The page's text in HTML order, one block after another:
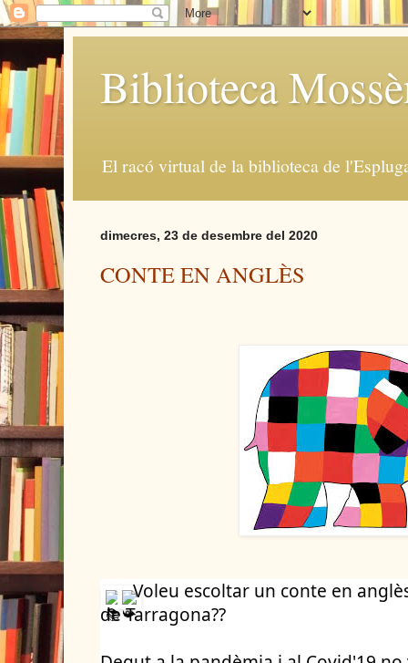
Biblioteca
El racó virtual de la biblioteca de
dimecres, 23 de desembre del 2020
CONTE EN ANGLÈS
Voleu escoltar un conte en
de Tarragona??